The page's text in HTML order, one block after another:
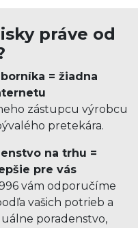
práve od
= žiadna
zástupcu výrobcu
pretekára.
na trhu =
pre vás
vám odporučíme
vašich potrieb a
poradenstvo,